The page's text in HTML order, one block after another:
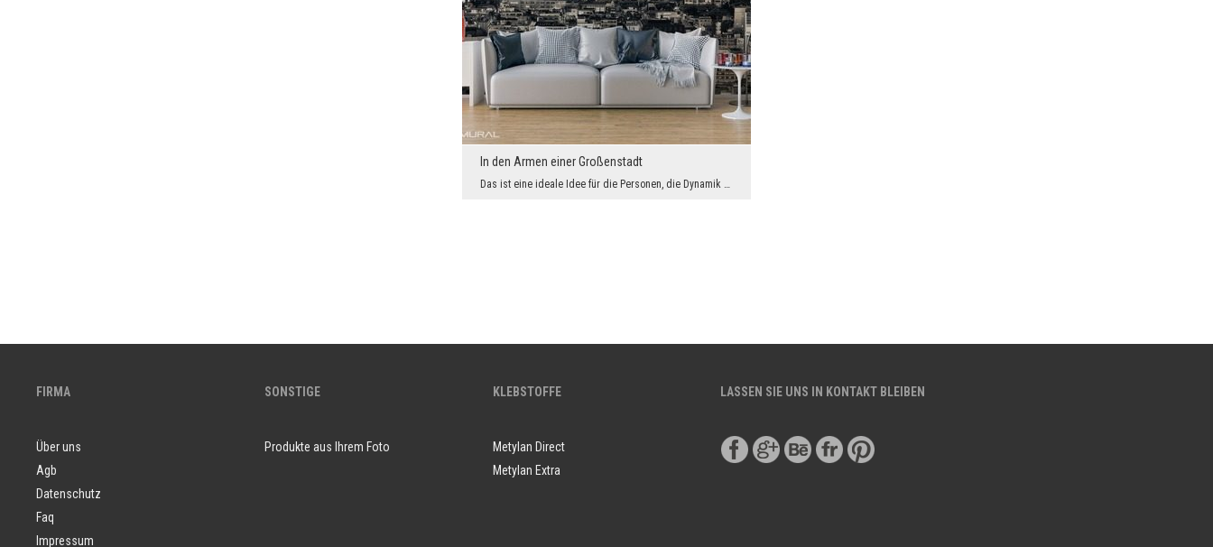
In den Armen einer Großenstadt
Das ist eine ideale Idee für die Personen, die Dynamik und Energie der großen Städte hoch schätze...
FIRMA
Über uns
Agb
Datenschutz
Faq
Impressum
SONSTIGE
Produkte aus Ihrem Foto
KLEBSTOFFE
Metylan Direct
Metylan Extra
LASSEN SIE UNS IN KONTAKT BLEIBEN